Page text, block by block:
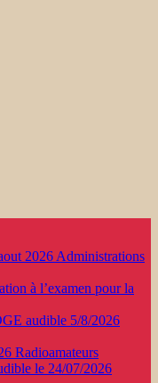
2026 Administrations
à l’examen pour la
audible 5/8/2026
Radioamateurs
le 24/07/2026